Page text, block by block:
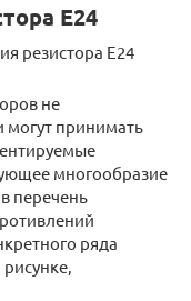
Е24
резистора Е24
не
могут принимать
многообразие
перечень
ряда